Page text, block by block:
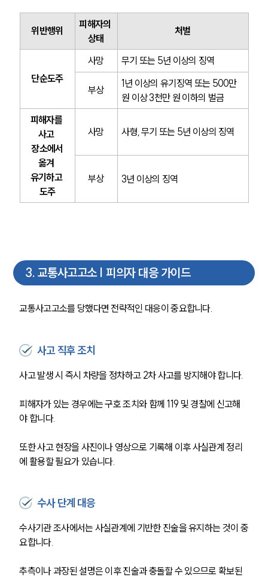
위반행위
피해자의
상태
처벌
단순도주
사망 무기 또는 5년 이상의 징역
부상
1년 이상의 유기징역 또는 500만
원 이상 3천만 원 이하의 벌금
피해자를
사고
장소에서
옮겨
유기하고
도주
사망 사형, 무기 또는 5년 이상의 징역
부상 3년 이상의 징역
3. 교통사고고소 | 피의자 대응 가이드
교통사고고소를 당했다면 전략적인 대응이 중요합니다.
사고 직후 조치
사고 발생 시 즉시 차량을 정차하고 2차 사고를 방지해야 합니다.
피해자가 있는 경우에는 구호 조치와 함께 119 및 경찰에 신고해
야 합니다.
또한 사고 현장을 사진이나 영상으로 기록해 이후 사실관계 정리
에 활용할 필요가 있습니다.
수사 단계 대응
수사기관 조사에서는 사실관계에 기반한 진술을 유지하는 것이 중
요합니다.
추측이나 과장된 설명은 이후 진술과 충돌할 수 있으므로 확보된